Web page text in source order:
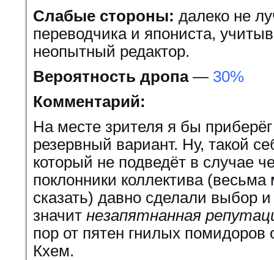
Слабые стороны: далеко не
переводчика и япониста,
неопытный редактор.
Вероятность дропа— 30%
Комментарий:
На месте зрителя я бы
резервный вариант. Ну, такой
который не подведёт в случае
поклонники коллектива
сказать) давно сделали выбор
значит незапятнанная
пор от пятен гнилых помидоров
Кхем.